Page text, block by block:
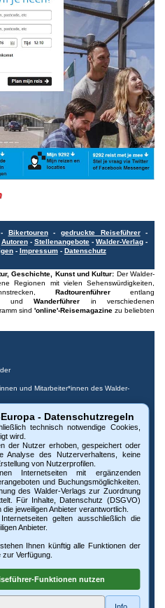
Bikertouren- gedruckte Reiseführer-
Autoren- Stellenangebote-Walder-Verlag -
- Impressum- Datenschutz
Geschichte, Kunst und Kultur: Der Walder-
Regionen mit vielen Sehenswürdigkeiten,
Radtourenführer entlang
undWanderführer in verschiedenen
sind'online'-Reisemagazine zu beliebten
und Mitarbeiter*innen des Walder-
von Tourismus-Büros
Urheberrechte der Bilder und Dokumente
den Fotografen liegen. Die Nutzung,
Genehmigung des Verlags oder
von Bildern und Texten auf nicht
untersagen wir ausdrücklich. Bei
vor. Widerruf vorbehalten.
verlag.de-e-Mail Walder-Verlag,
Cookies, damit die Internetseite
des Nutzerverhaltens, keine
diesen Reiseführer mit vielen Reisetipps
stellen. Hotel- und andere Anzeigen sind
für die dargestellten Inhalte externer
- Datenschutzregeln
technisch notwendige Cookies,
wird.
der Nutzer erhoben, gespeichert oder
Analyse des Nutzerverhaltens, keine
von Nutzerprofilen.
Internetseiten mit ergänzenden
und Buchungsmöglichkeiten.
des Walder-Verlags zur Zuordnung
Für Inhalte, Datenschutz (DSGVO)
jeweiligen Anbieter verantwortlich.
gelten ausschließlich die
Anbieter.
Ihnen künftig alle Funktionen der
Verfügung.
Funktionen nutzen